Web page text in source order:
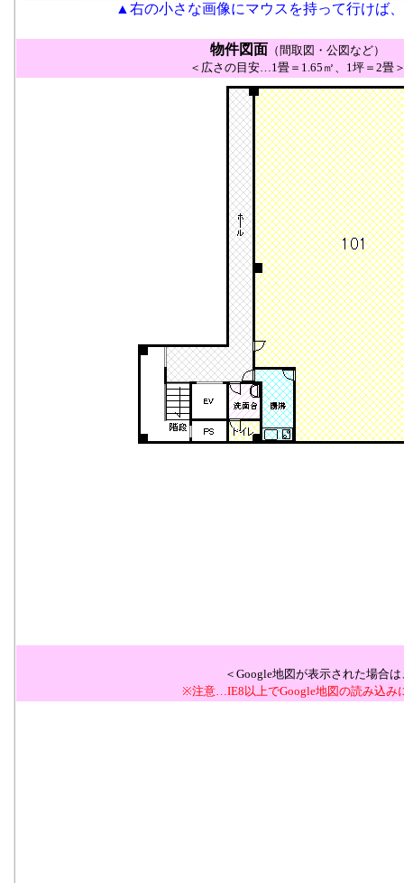
▲右の小さな画像にマウスを持って行けば
物件図面 （間取図・公図など）
＜広さの目安…1畳＝1.65㎡、1坪＝2畳
＜Google地図が表示された場合
※注意…IE8以上でGoogle地図の読み込み